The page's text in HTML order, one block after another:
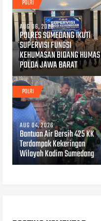
POLRI
AUG 06, 2026
POLRES SUMEDANG IKUTI
SUPERVISI FUNGSI
KEHUMASAN BIDANG HUMAS
POLDA JAWA BARAT
POLRI
AUG 04, 2026
Bantuan Air Bersih 425 KK
Terdampak Kekeringan
Wilayah Kodim Sumedang